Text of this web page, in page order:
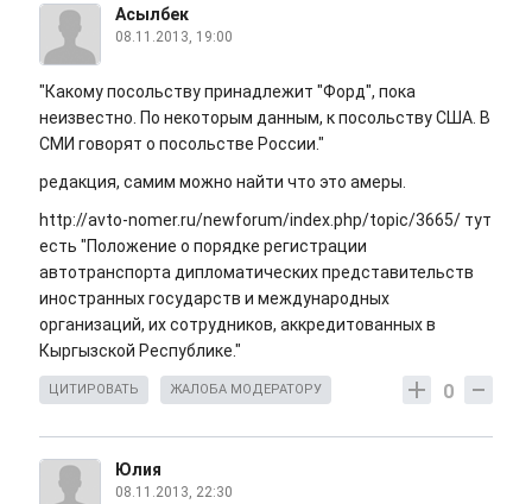
Асылбек
08.11.2013, 19:00
"Какому посольству принадлежит "Форд", пока
неизвестно. По некоторым данным, к посольству США. В
СМИ говорят о посольстве России."
редакция, самим можно найти что это амеры.
http://avto-nomer.ru/newforum/index.php/topic/3665/ тут
есть "Положение о порядке регистрации
автотранспорта дипломатических представительств
иностранных государств и международных
организаций, их сотрудников, аккредитованных в
Кыргызской Республике."
0
ЦИТИРОВАТЬ ЖАЛОБА МОДЕРАТОРУ
Юлия
08.11.2013, 22:30